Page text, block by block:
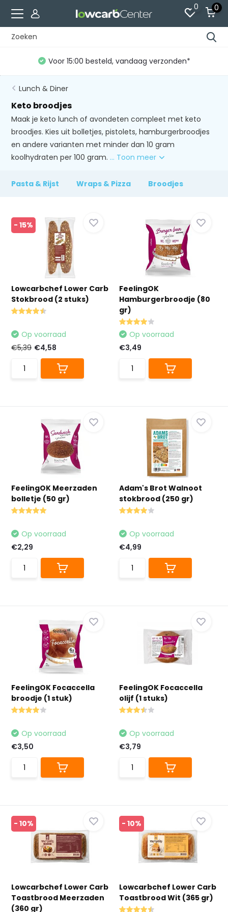
0 0
Voor 15:00 besteld, vandaag verzonden*
Lunch & Diner
Keto broodjes
Maak je keto lunch of avondeten compleet met keto
broodjes. Kies uit bolletjes, pistolets, hamburgerbroodjes
en andere varianten met minder dan 10 gram
koolhydraten per 100 gram. ... Toon meer
Pasta & Rijst Wraps & Pizza Broodjes
- 15%
Lowcarbchef Lower Carb
Stokbrood (2 stuks)
Op voorraad
€5,39 €4,58
FeelingOK
Hamburgerbroodje (80
gr)
Op voorraad
€3,49
FeelingOK Meerzaden
bolletje (50 gr)
Op voorraad
€2,29
Adam's Brot Walnoot
stokbrood (250 gr)
Op voorraad
€4,99
FeelingOK Focaccella
broodje (1 stuk)
Op voorraad
€3,50
FeelingOK Focaccella
olijf (1 stuks)
Op voorraad
€3,79
- 10%
Lowcarbchef Lower Carb
Toastbrood Meerzaden
(360 gr)
- 10%
Lowcarbchef Lower Carb
Toastbrood Wit (365 gr)